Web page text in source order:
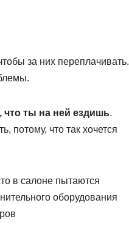
за них переплачивать.
что ты на ней ездишь.
потому, что так хочется
в салоне пытаются
оборудования